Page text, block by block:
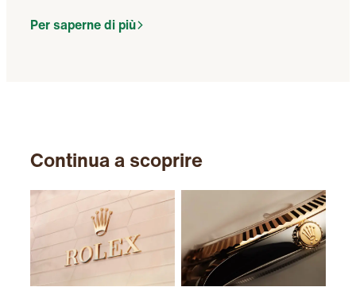
Per saperne di più
Continua a scoprire